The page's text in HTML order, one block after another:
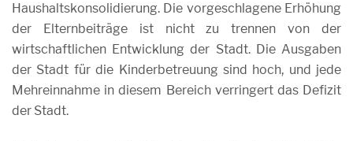
Haushaltskonsolidierung. Die vorgeschlagene Erhöhung
der Elternbeiträge ist nicht zu trennen von der
wirtschaftlichen Entwicklung der Stadt. Die Ausgaben
der Stadt für die Kinderbetreuung sind hoch, und jede
Mehreinnahme in diesem Bereich verringert das Defizit
der Stadt.